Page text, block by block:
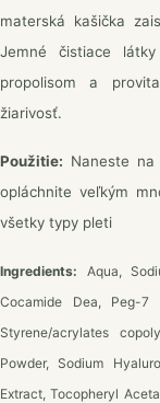
materská kašička
Jemné čistiace
propolisom a
žiarivosť.
Použitie: Naneste
opláchnite veľkým
všetky typy pleti
Ingredients: Aqua,
Cocamide Dea, Peg-7
Styrene/acrylates
Powder, Sodium
Extract, Tocopheryl